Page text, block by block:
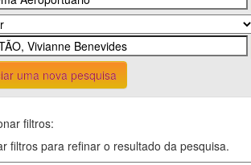
uma nova pesquisa
filtros:
filtros para refinar o resultado da pesquisa.